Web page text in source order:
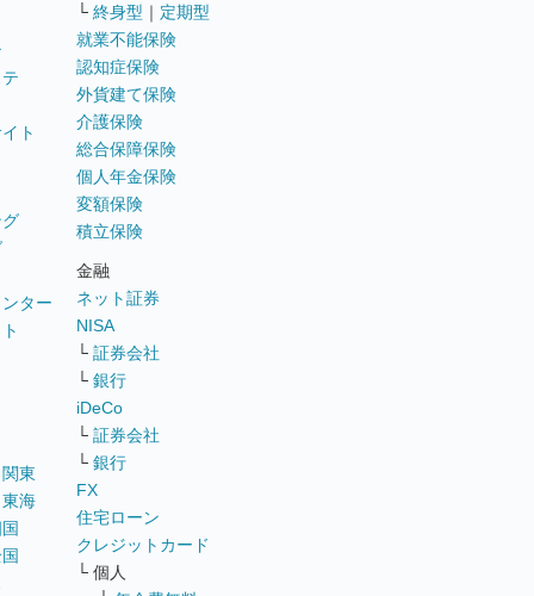
ト
ター
関東
東海
└ 終身型 ｜ 定期型
就業不能保険
認知症保険
外貨建て保険
介護保険
総合保障保険
個人年金保険
変額保険
積立保険
金融
ネット証券
NISA
└ 証券会社
└ 銀行
iDeCo
└ 証券会社
└ 銀行
FX
住宅ローン
クレジットカード
└ 個人